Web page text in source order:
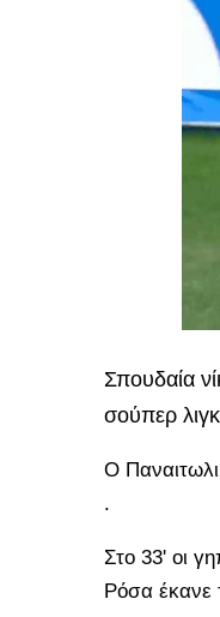
Σπουδαία
σούπερ
Ο
.
Στο 33' οι
Ρόσα έκανε